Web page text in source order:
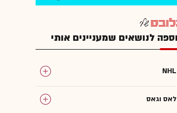
לנושאים שמעניינים אותי
NHL
לאס וגאס